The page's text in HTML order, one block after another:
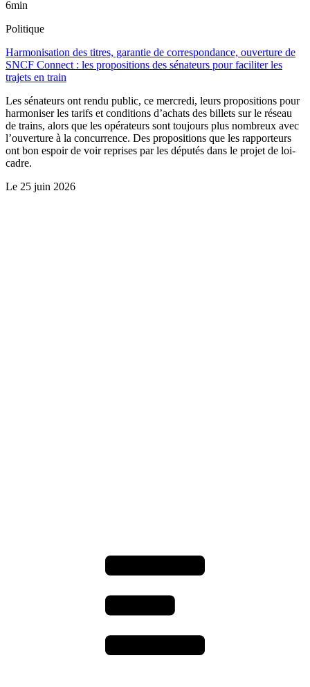
6min
Politique
Harmonisation des titres, garantie de correspondance, ouverture de
SNCF Connect : les propositions des sénateurs pour faciliter les
trajets en train
Les sénateurs ont rendu public, ce mercredi, leurs propositions pour
harmoniser les tarifs et conditions d’achats des billets sur le réseau
de trains, alors que les opérateurs sont toujours plus nombreux avec
l’ouverture à la concurrence. Des propositions que les rapporteurs
ont bon espoir de voir reprises par les députés dans le projet de loi-
cadre.
Le 25 juin 2026